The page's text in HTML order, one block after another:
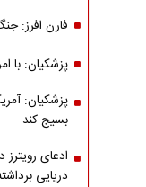
فارن افرز:
پزشکیان: با
پزشکیان:
بسیج کند
ادعای رویترز
دریایی